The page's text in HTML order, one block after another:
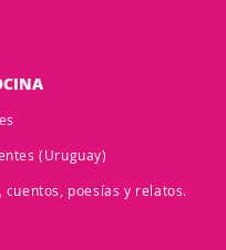
(Uruguay)
cuentos, poesías y relatos.